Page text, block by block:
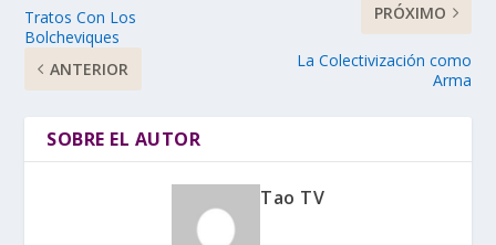
Tratos Con Los
Bolcheviques
ANTERIOR
PRÓXIMO
La Colectivización como
Arma
SOBRE EL AUTOR
Tao TV